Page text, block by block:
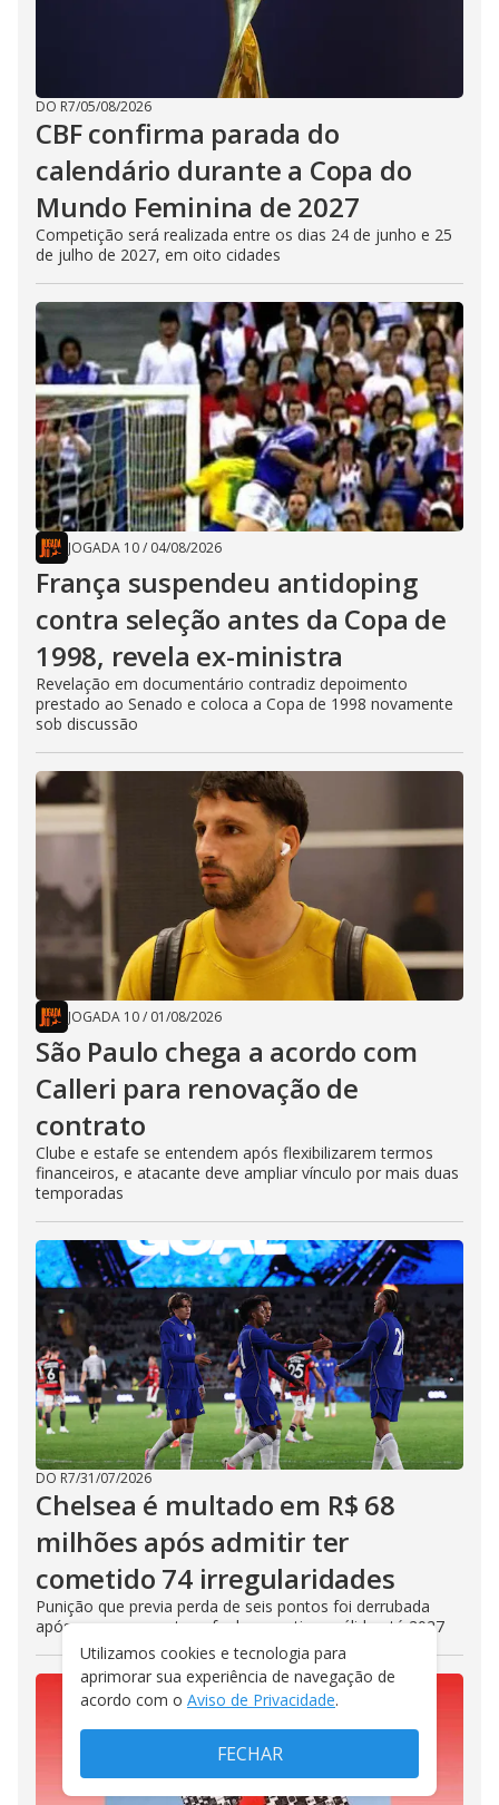
DO R7/05/08/2026
CBF confirma parada do
calendário durante a Copa do
Mundo Feminina de 2027
Competição será realizada entre os dias 24 de junho e 25
de julho de 2027, em oito cidades
JOGADA 10/ 04/08/2026
França suspendeu antidoping
contra seleção antes da Copa de
1998, revela ex-ministra
Revelação em documentário contradiz depoimento
prestado ao Senado e coloca a Copa de 1998 novamente
sob discussão
JOGADA 10/ 01/08/2026
São Paulo chega a acordo com
Calleri para renovação de
contrato
Clube e estafe se entendem após flexibilizarem termos
financeiros, e atacante deve ampliar vínculo por mais duas
temporadas
DO R7/31/07/2026
Chelsea é multado em R$ 68
milhões após admitir ter
cometido 74 irregularidades
Punição que previa perda de seis pontos foi derrubada
após recurso, mas transfer ban continua válido até 2027
Utilizamos cookies e tecnologia para
aprimorar sua experiência de navegação de
acordo com o Aviso de Privacidade.
FECHAR